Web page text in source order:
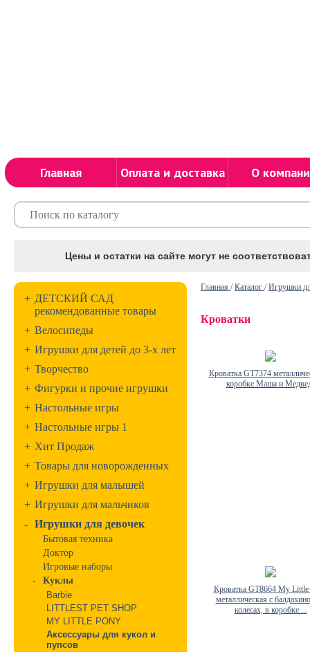
Главная Оплата и доставка О
Цены и остатки на сайте могут не
+ ДЕТСКИЙ САД
рекомендованные товары
+ Велосипеды
+ Игрушки для детей до 3-х лет
+ Творчество
+ Фигурки и прочие игрушки
+ Настольные игры
+ Настольные игры 1
+ Хит Продаж
+ Товары для новорожденных
+ Игрушки для малышей
+ Игрушки для мальчиков
- Игрушки для девочек
Бытовая техника
Доктор
Игровые наборы
-
Куклы
Barbie
LITTLEST PET SHOP
MY LITTLE PONY
Аксессуары для кукол и
пупсов
Главная /Каталог /Игрушки
Кроватки
Кроватка GT7374
коробке Маша и
Кроватка GT8664 My Little
металлическая с
колесах, в коробке ...